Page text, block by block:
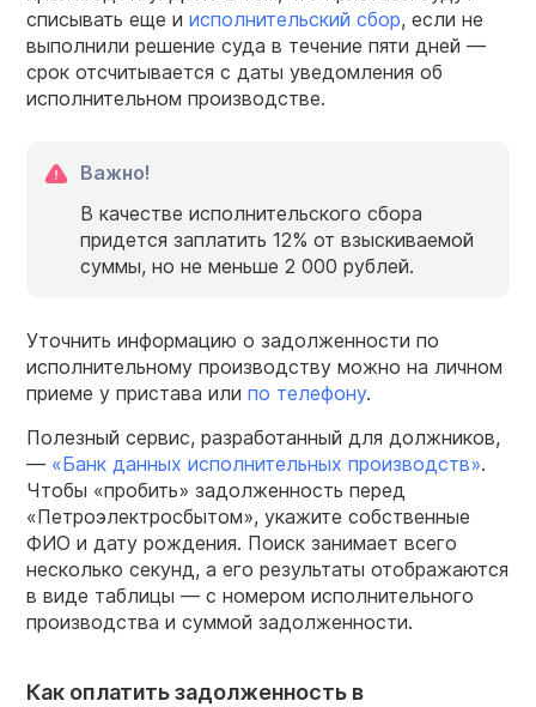
списывать еще и исполнительский сбор, если не
выполнили решение суда в течение пяти дней —
срок отсчитывается с даты уведомления об
исполнительном производстве.
Важно!
В качестве исполнительского сбора
придется заплатить 12% от взыскиваемой
суммы, но не меньше 2 000 рублей.
Уточнить информацию о задолженности по
исполнительному производству можно на личном
приеме у пристава или по телефону.
Полезный сервис, разработанный для должников,
— «Банк данных исполнительных производств».
Чтобы «пробить» задолженность перед
«Петроэлектросбытом», укажите собственные
ФИО и дату рождения. Поиск занимает всего
несколько секунд, а его результаты отображаются
в виде таблицы — с номером исполнительного
производства и суммой задолженности.
Как оплатить задолженность в